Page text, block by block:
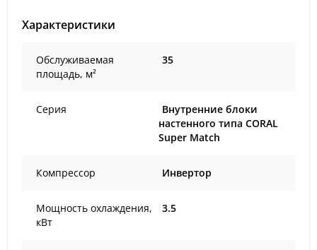
Характеристики
Обслуживаемая
площадь, м²
35
Серия
Внутренние блоки
настенного типа CORAL
Super Match
Компрессор Инвертор
Мощность охлаждения,
кВт
3.5